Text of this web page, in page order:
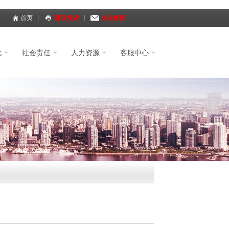
首页 建议投诉 企业邮箱
社会责任 人力资源 客服中心